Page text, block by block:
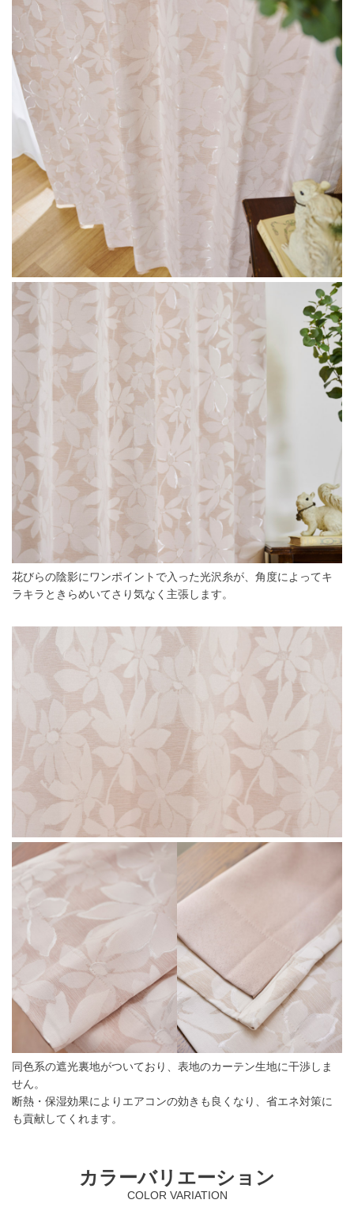
花びらの陰影にワンポイントで入った光沢糸が、角度によってキ
ラキラときらめいてさり気なく主張します。
同色系の遮光裏地がついており、表地のカーテン生地に干渉しま
せん。
断熱・保湿効果によりエアコンの効きも良くなり、省エネ対策に
も貢献してくれます。
カラーバリエーション
COLOR VARIATION